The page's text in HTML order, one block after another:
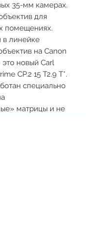
35-мм камерах.
для
помещениях.
линейке
на Canon
новый Carl
CP.2 15 T2.9 T*.
специально
матрицы и не